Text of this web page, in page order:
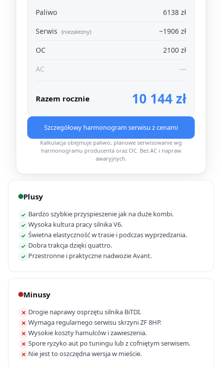
Paliwo
6138 zł
Serwis (niezależny)
~1906 zł
OC
2100 zł
AC
—
Razem rocznie 10 144 zł
Szczegółowy harmonogram serwisu z cenami
Kalkulacja obejmuje paliwo, planowe serwisowanie wg
harmonogramu producenta oraz OC. Bez AC i napraw
awaryjnych.
Plusy
✓ Bardzo szybkie przyspieszenie jak na duże kombi.
✓ Wysoka kultura pracy silnika V6.
✓ Świetna elastyczność w trasie i podczas wyprzedzania.
✓ Dobra trakcja dzięki quattro.
✓ Przestronne i praktyczne nadwozie Avant.
Minusy
✕ Drogie naprawy osprzętu silnika BiTDI.
✕ Wymaga regularnego serwisu skrzyni ZF 8HP.
✕ Wysokie koszty hamulców i zawieszenia.
✕ Spore ryzyko aut po tuningu lub z cofniętym serwisem.
✕ Nie jest to oszczędna wersja w mieście.